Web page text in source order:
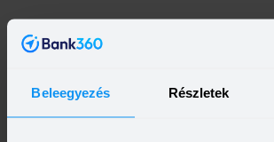
Beleegyezés Részletek